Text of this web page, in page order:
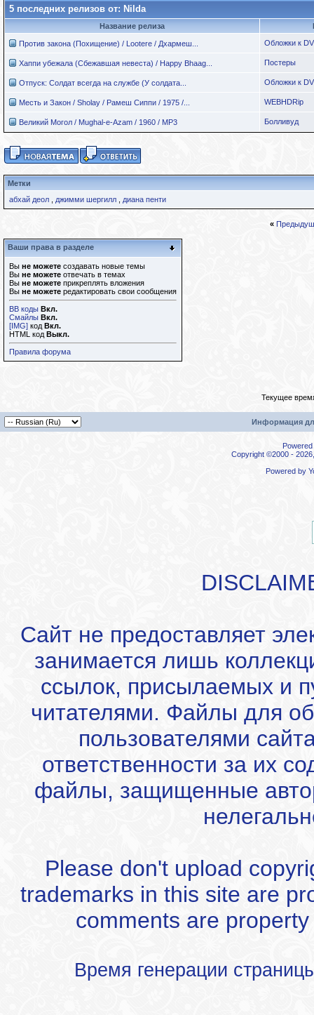
5 последних релизов от: Nilda
Название релиза
Против закона (Похищение) / Lootere / Дхармеш... Обложки к
Хаппи убежала (Сбежавшая невеста) / Happy Bhaag... Постеры
Отпуск: Солдат всегда на службе (У солдата... Обложки к
Месть и Закон / Sholay / Рамеш Сиппи / 1975 /... WEBHDRip
Великий Могол / Mughal-e-Azam / 1960 / MP3 Болливуд
Метки
абхай деол
джимми шергилл диана пенти
«
Ваши права в разделе
Вы не можете создавать новые темы
Вы не можете отвечать в темах
Вы не можете прикреплять вложения
Вы не можете редактировать свои сообщения
BB коды Вкл.
Смайлы Вкл.
[IMG] код Вкл.
HTML код Выкл.
Правила форума
Текущее
Информация
Copyright ©2000 -
Powered by
Сайт не предоставляет
занимается лишь
ссылок, присылаемых и
читателями. Файлы для
пользователями
ответственности за их
файлы, защищенные
Please don't upload
trademarks in this site are
comments are
Время генерации